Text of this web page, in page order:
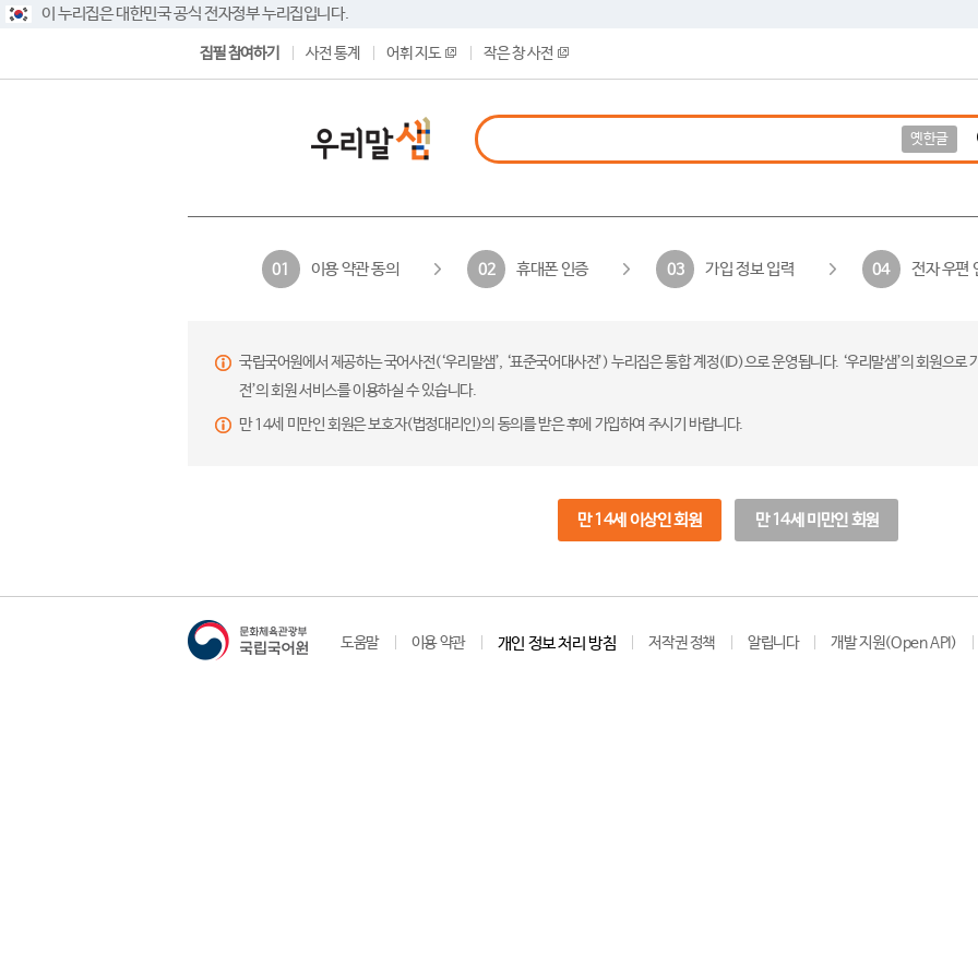
이 누리집은 대한민국 공식 전자정부 누리집입니다.
집필 참여하기 사전 통계 어휘 지도 작은 창 사전
옛한글
01 이용 약관 동의 02 휴대폰 인증 03 가입 정보 입력 04 전자 우편
국립국어원에서 제공하는 국어사전(‘우리말샘’, ‘표준국어대사전’) 누리집은 통합 계정(ID)으로 운영됩니다. ‘우리말샘’의 회원으
전’의 회원 서비스를 이용하실 수 있습니다.
만 14세 미만인 회원은 보호자(법정대리인)의 동의를 받은 후에 가입하여 주시기 바랍니다.
만 14세 이상인 회원 만 14세 미만인 회원
도움말 이용 약관 개인 정보 처리 방침 저작권 정책 알립니다 개발 지원(Open API)